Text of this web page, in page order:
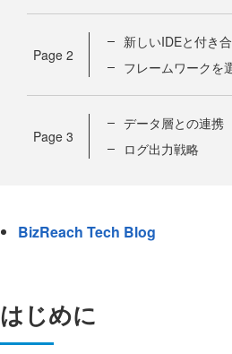
Page 2
新しいIDEと付き
フレームワークを
Page 3
データ層との連携
ログ出力戦略
BizReach Tech Blog
はじめに